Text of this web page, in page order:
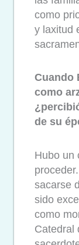
como
y laxitud
Cuando
como
de su
Hubo un
sacarse
sido
como
Catedral